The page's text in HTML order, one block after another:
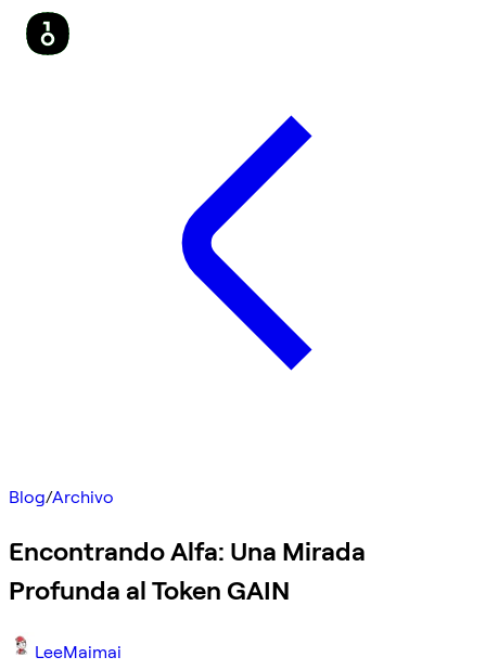
Blog/Archivo
Encontrando Alfa: Una Mirada
Profunda al Token GAIN
LeeMaimai